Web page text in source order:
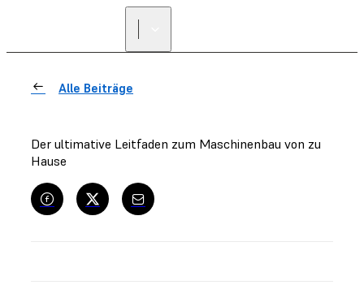
Alle Beiträge
Der ultimative Leitfaden zum Maschinenbau von zu
Hause